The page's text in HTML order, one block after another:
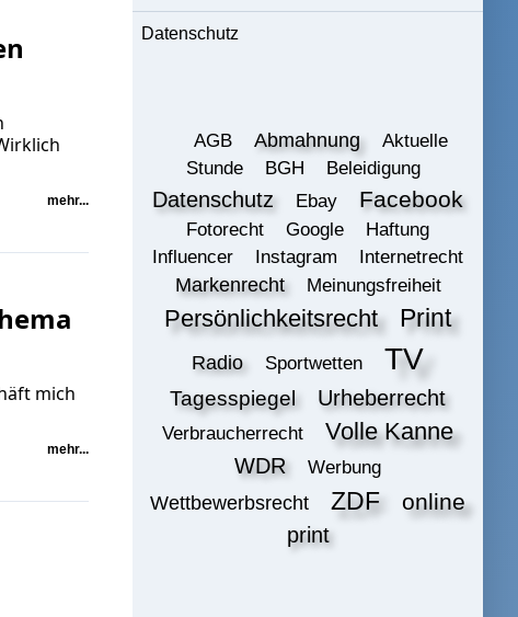
mehr...
mich
mehr...
Datenschutz
AGB Abmahnung
Aktuelle
Stunde
BGH Beleidigung
Datenschutz Ebay Facebook
Fotorecht Google
Haftung
Influencer
Instagram Internetrecht
Markenrecht Meinungsfreiheit
Persönlichkeitsrecht Print
Radio Sportwetten TV
Tagesspiegel Urheberrecht
Verbraucherrecht Volle Kanne
WDR Werbung
Wettbewerbsrecht ZDF online
print